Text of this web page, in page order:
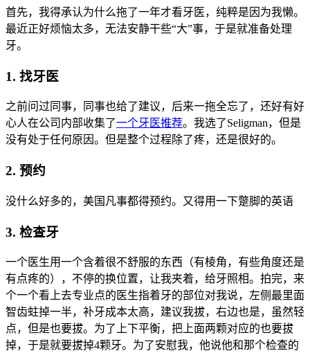
首先，我得承认为什么拖了一年才看牙医，纯粹是因为我懒。
最近正好烦恼太多，无法安静干些“大”事，于是就准备处理
牙。
1. 找牙医
之前问过同事，同事也给了建议，后来一拖全忘了，还好有好
心人在公司内部收集了一个牙医推荐。我选了Seligman，但是
没有处于任何原因。但是整个过程除了疼，还是很好的。
2. 预约
没什么好多的，美国凡事都得预约。又得用一下蹩脚的英语
3. 检查牙
一个医生用一个含着很不舒服的东西（有棱角，有些角度还是
有点疼的），不停的换位置，让我夹着，给牙照相。拍完，来
个一个看上去专业点的医生指着牙的部位对我说，左侧最里面
智齿蛀掉一半，补牙成本太高，建议我拔，右边也是，虽然轻
点，但是也要拔。为了上下平衡，把上面两颗对应的也要拔
掉，于是就要拔掉4颗牙。为了安慰我，他说他和那个检查的